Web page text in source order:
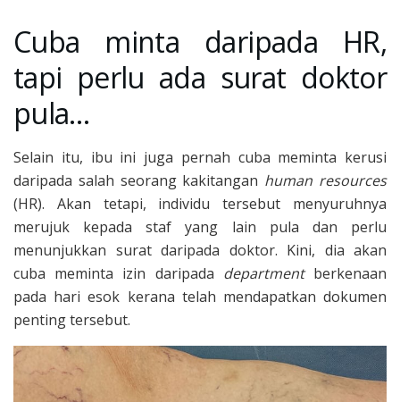
Cuba minta daripada HR,
tapi perlu ada surat doktor
pula…
Selain itu, ibu ini juga pernah cuba meminta kerusi
daripada salah seorang kakitangan human resources
(HR). Akan tetapi, individu tersebut menyuruhnya
merujuk kepada staf yang lain pula dan perlu
menunjukkan surat daripada doktor. Kini, dia akan
cuba meminta izin daripada departmentberkenaan
pada hari esok kerana telah mendapatkan dokumen
penting tersebut.